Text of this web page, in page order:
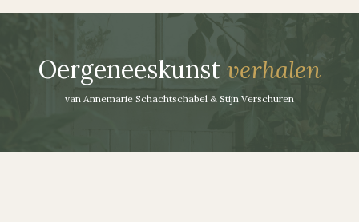
Oergeneeskunst verhalen
van Annemarie Schachtschabel & Stijn Verschuren